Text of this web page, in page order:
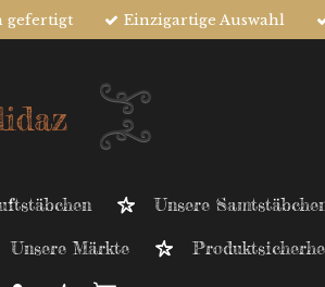
gefertigt Einzigartige Auswahl
Unsere
Unsere Märkte